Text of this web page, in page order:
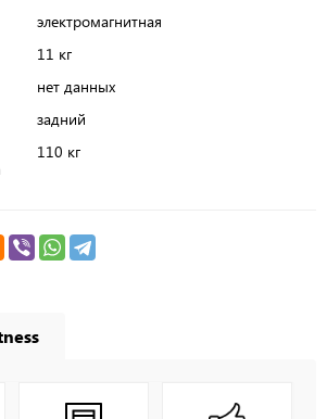
электромагнитная
11 кг
нет данных
задний
110 кг